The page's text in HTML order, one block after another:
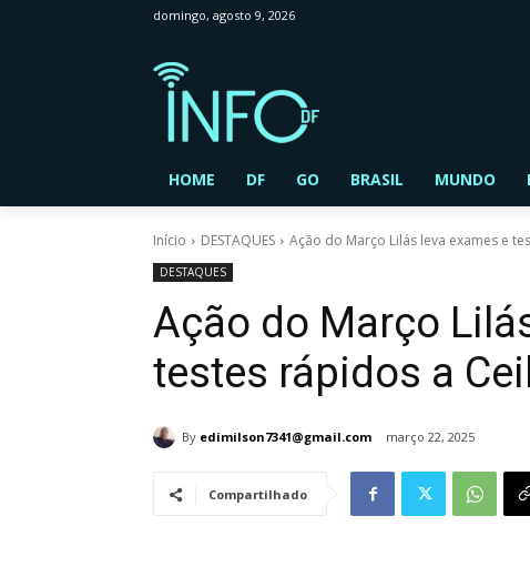
domingo, agosto 9, 2026
HOME DF GO BRASIL MUNDO
Início DESTAQUES Ação do Março Lilás leva exames e
DESTAQUES
Ação do Março
testes rápidos a
By edimilson7341@gmail.com março 22, 2025
Compartilhado